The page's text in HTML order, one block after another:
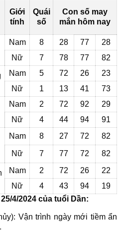
Giới
tính
Quái
số
Con số may
mắn hôm nay
Nam 8 28 77
28
Nữ
7 78 77 82
Nam 5 72 26
23
Nữ
1 13 41 73
Nam 2 72 92
29
Nữ
4 44 94 91
Nam 8 27 72 82
Nữ 7 77 72 82
Nam 2 72 26
22
Nữ
4 43 94
19
4/2024 của tuổi Dần:
Vận trình ngày mới tiềm ẩn